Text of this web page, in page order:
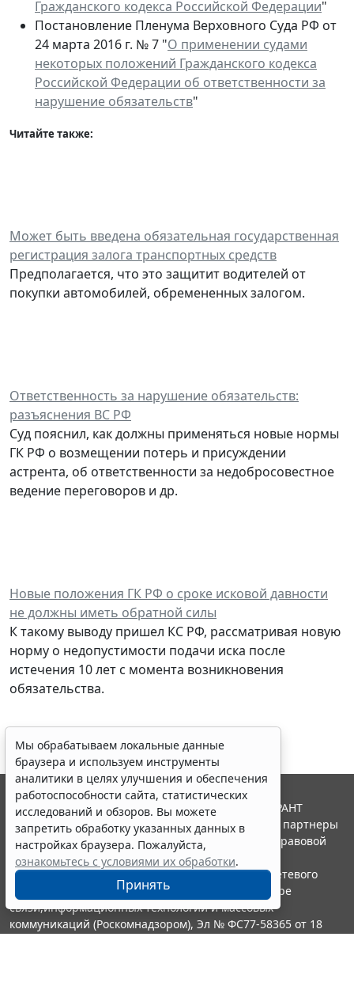
Гражданского кодекса Российской Федерации"
Постановление Пленума Верховного Суда РФ от
24 марта 2016 г. № 7 "О применении судами
некоторых положений Гражданского кодекса
Российской Федерации об ответственности за
нарушение обязательств"
Читайте также:
Может быть введена обязательная государственная
регистрация залога транспортных средств
Предполагается, что это защитит водителей от
покупки автомобилей, обремененных залогом.
Ответственность за нарушение обязательств:
разъяснения ВС РФ
Суд пояснил, как должны применяться новые нормы
ГК РФ о возмещении потерь и присуждении
астрента, об ответственности за недобросовестное
ведение переговоров и др.
Новые положения ГК РФ о сроке исковой давности
не должны иметь обратной силы
К такому выводу пришел КС РФ, рассматривая новую
норму о недопустимости подачи иска после
истечения 10 лет с момента возникновения
обязательства.
Мы обрабатываем локальные данные
браузера и используем инструменты
аналитики в целях улучшения и обеспечения
работоспособности сайта, статистических
исследований и обзоров. Вы можете
запретить обработку указанных данных в
настройках браузера. Пожалуйста,
ознакомьтесь с условиями их обработки.
Принять
© ООО "НПП "ГАРАНТ-СЕРВИС", 2026. Система ГАРАНТ
выпускается с 1990 года. Компания "Гарант" и ее партнеры
являются участниками Российской ассоциации правовой
информации ГАРАНТ.
Портал ГАРАНТ.РУ зарегистрирован в качестве сетевого
издания Федеральной службой по надзору в сфере
связи,информационных технологий и массовых
коммуникаций (Роскомнадзором), Эл № ФС77-58365 от 18